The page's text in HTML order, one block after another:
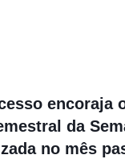
da
no mês